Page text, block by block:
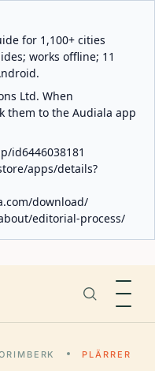
for 1,100+ cities
works offline; 11
Ltd. When
them to the Audiala app
id6446038181
apps/details?
download/
editorial-process/
PLÄRRER